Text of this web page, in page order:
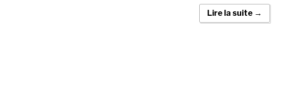
Lire la suite →